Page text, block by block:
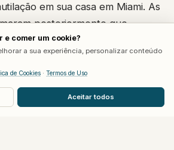
em sua casa em Miami. As
posteriormente que
a pessoa em segurança e
atendimento médico.
nota à Deadline, que a
no ar por 15 a 20 minutos
e comer um cookie?
a sua experiência, personalizar conteúdo
de Cookies · Termos de Uso
Aceitar todos